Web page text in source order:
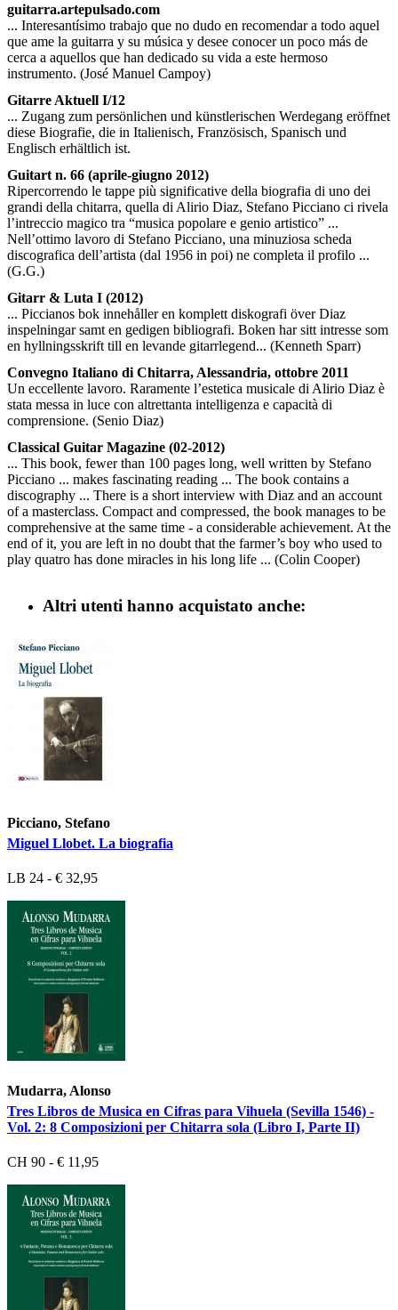
guitarra.artepulsado.com
... Interesantísimo trabajo que no dudo en recomendar a todo aquel
que ame la guitarra y su música y desee conocer un poco más de
cerca a aquellos que han dedicado su vida a este hermoso
instrumento. (José Manuel Campoy)
Gitarre Aktuell I/12
... Zugang zum persönlichen und künstlerischen Werdegang eröffnet
diese Biografie, die in Italienisch, Französisch, Spanisch und
Englisch erhältlich ist.
Guitart n. 66 (aprile-giugno 2012)
Ripercorrendo le tappe più significative della biografia di uno dei
grandi della chitarra, quella di Alirio Diaz, Stefano Picciano ci rivela
l’intreccio magico tra “musica popolare e genio artistico” ...
Nell’ottimo lavoro di Stefano Picciano, una minuziosa scheda
discografica dell’artista (dal 1956 in poi) ne completa il profilo ...
(G.G.)
Gitarr & Luta I (2012)
... Piccianos bok innehåller en komplett diskografi över Diaz
inspelningar samt en gedigen bibliografi. Boken har sitt intresse som
en hyllningsskrift till en levande gitarrlegend... (Kenneth Sparr)
Convegno Italiano di Chitarra, Alessandria, ottobre 2011
Un eccellente lavoro. Raramente l’estetica musicale di Alirio Diaz è
stata messa in luce con altrettanta intelligenza e capacità di
comprensione. (Senio Diaz)
Classical Guitar Magazine (02-2012)
... This book, fewer than 100 pages long, well written by Stefano
Picciano ... makes fascinating reading ... The book contains a
discography ... There is a short interview with Diaz and an account
of a masterclass. Compact and compressed, the book manages to be
comprehensive at the same time - a considerable achievement. At the
end of it, you are left in no doubt that the farmer’s boy who used to
play quatro has done miracles in his long life ... (Colin Cooper)
Altri utenti hanno acquistato anche:
Picciano, Stefano
Miguel Llobet. La biografia
LB 24 - € 32,95
Mudarra, Alonso
Tres Libros de Musica en Cifras para Vihuela (Sevilla 1546) -
Vol. 2: 8 Composizioni per Chitarra sola (Libro I, Parte II)
CH 90 - € 11,95